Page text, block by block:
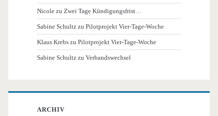
Nicole zu Zwei Tage Kündigungsfrist…
Sabine Schultz zuPilotprojekt Vier-Tage-Woche
Klaus Krebs zuPilotprojekt Vier-Tage-Woche
Sabine Schultz zuVerbandswechsel
ARCHIV